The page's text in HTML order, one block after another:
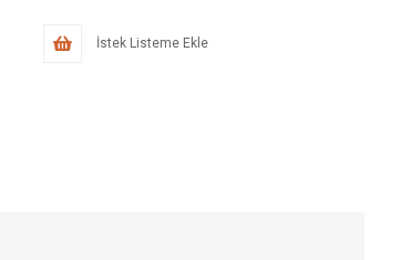
İstek Listeme Ekle